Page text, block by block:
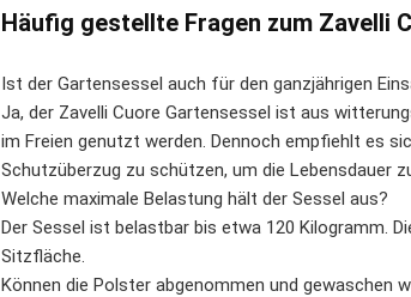
Häufig gestellte Fragen zum Zavelli
Ist der Gartensessel auch für den ganzjährigen
Ja, der Zavelli Cuore Gartensessel ist aus
im Freien genutzt werden. Dennoch empfiehlt es
Schutzüberzug zu schützen, um die Lebensdauer
Welche maximale Belastung hält der Sessel aus?
Der Sessel ist belastbar bis etwa 120 Kilogramm.
Sitzfläche.
Können die Polster abgenommen und gewaschen